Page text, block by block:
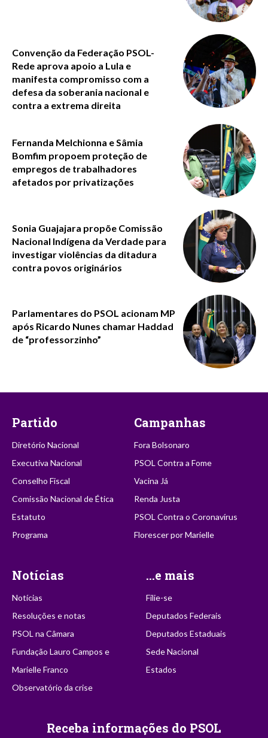
Convenção da Federação PSOL-
Rede aprova apoio a Lula e
manifesta compromisso com a
defesa da soberania nacional e
contra a extrema direita
Fernanda Melchionna e Sâmia
Bomfim propoem proteção de
empregos de trabalhadores
afetados por privatizações
Sonia Guajajara propõe Comissão
Nacional Indígena da Verdade para
investigar violências da ditadura
contra povos originários
Parlamentares do PSOL acionam MP
após Ricardo Nunes chamar Haddad
de “professorzinho”
Partido
Diretório Nacional
Executiva Nacional
Conselho Fiscal
Comissão Nacional de Ética
Estatuto
Programa
Campanhas
Fora Bolsonaro
PSOL Contra a Fome
Vacina Já
Renda Justa
PSOL Contra o Coronavírus
Florescer por Marielle
Notícias
Notícias
Resoluções e notas
PSOL na Câmara
Fundação Lauro Campos e
Marielle Franco
Observatório da crise
...e mais
Filie-se
Deputados Federais
Deputados Estaduais
Sede Nacional
Estados
Receba informações do PSOL